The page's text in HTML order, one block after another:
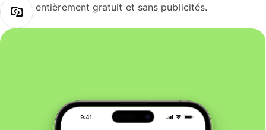
entièrement gratuit et sans publicités.